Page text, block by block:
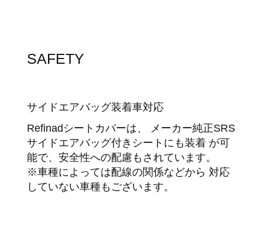
SAFETY
サイドエアバッグ装着車対応
Refinadシートカバーは、 メーカー純正SRS
サイドエアバッグ付きシートにも装着 が可
能で、安全性への配慮もされています。
※車種によっては配線の関係などから 対応
していない車種もございます。